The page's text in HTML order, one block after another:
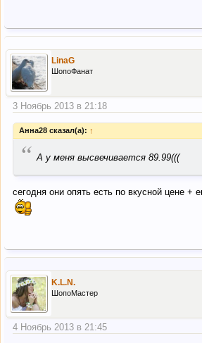
LinaG
ШопоФанат
3 Ноябрь 2013 в 21:18
Анна28 сказал(а): ↑
“ А у меня высвечивается 89.99(((
сегодня они опять есть по вкусной цене +
K.L.N.
ШопоМастер
4 Ноябрь 2013 в 21:45